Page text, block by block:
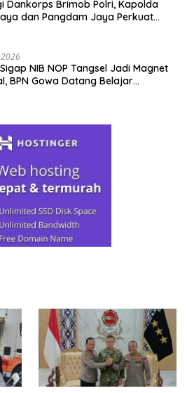
Dankorps Brimob Polri, Kapolda
dan Pangdam Jaya Perkuat
NIB NOP Tangsel Jadi Magnet
BPN Gowa Datang Belajar